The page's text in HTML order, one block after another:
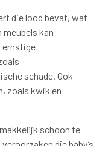
die lood bevat, wat
meubels kan
ernstige
schade. Ook
zoals kwik en
schoon te